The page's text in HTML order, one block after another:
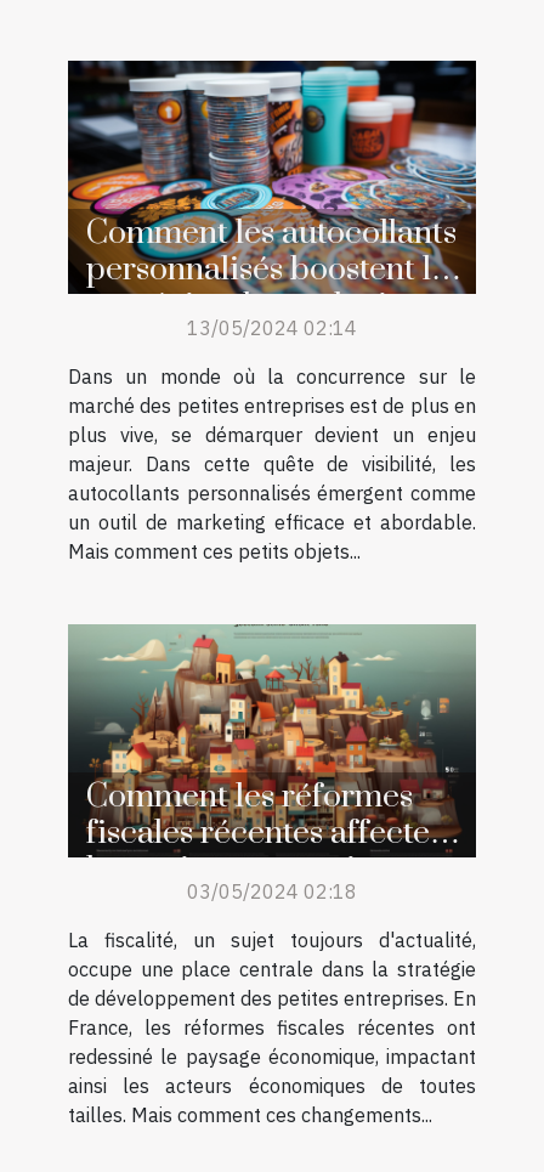
Comment les autocollants
personnalisés boostent les
stratégies de marketing
pour les petites
entreprises
13/05/2024 02:14
Dans un monde où la concurrence sur le
marché des petites entreprises est de plus en
plus vive, se démarquer devient un enjeu
majeur. Dans cette quête de visibilité, les
autocollants personnalisés émergent comme
un outil de marketing efficace et abordable.
Mais comment ces petits objets...
Comment les réformes
fiscales récentes affectent
les petites entreprises en
France03/05/2024 02:18
La fiscalité, un sujet toujours d'actualité,
occupe une place centrale dans la stratégie
de développement des petites entreprises. En
France, les réformes fiscales récentes ont
redessiné le paysage économique, impactant
ainsi les acteurs économiques de toutes
tailles. Mais comment ces changements...